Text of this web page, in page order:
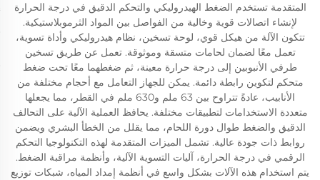
المتقدمة تستخدم الضغط الهيدروليكي والتحكم الدقيق في درجة الحرارة
لإنشاء اتصالات قوية وخالية من الفواصل بين المواد الثرموبلاستيكية.
تتكون الآلة من هيكل قوي، لوحة تسخين، نظام هيدروليكي وأداة تسوية،
تعمل معًا لضمان لحامات متسقة وموثوقة. تعمل عن طريق تسخين
طرفي الأنبوبين إلى درجة حرارة معينة، ثم ضغطهما معًا تحت ضغط
متحكم لتكوين رابطة دائمة. يمكن للجهاز التعامل مع أحجام مختلفة من
الأنابيب، عادةً تتراوح بين 63 ملم و630 ملم في القطر، مما يجعلها
متعددة الاستخدامات لتطبيقات مختلفة. يحافظ العملية الآلية على التحالف
الدقيق والضغط طوال دورة اللحام، مما يقلل من الخطأ البشري ويضمن
روابط ذات جودة عالية. تشمل الميزات المتقدمة لهذه التكنولوجيا التحكم
الرقمي في درجة الحرارة، آليات التسوية الآلية، وأنظمة مراقبة الضغط.
يتم استخدام هذه الآلات بشكل واسع في أنظمة إمداد المياه، شبكات توزيع